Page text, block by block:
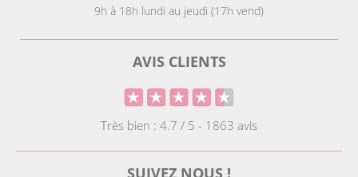
9h à 18h lundi au jeudi (17h vend)
AVIS CLIENTS
Très bien : 4.7 / 5 - 1863 avis
SUIVEZ NOUS !